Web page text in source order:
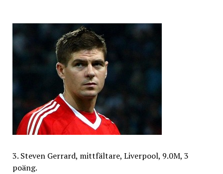
3. Steven Gerrard, mittfältare, Liverpool, 9.0M, 3
poäng.